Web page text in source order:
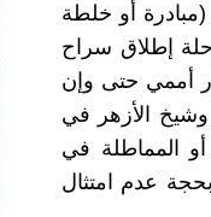
(مبادرة أو خلطة
إطلاق سراح
أممي حتى وإن
وشيخ الأزهر في
أو المماطلة في
عدم امتثال